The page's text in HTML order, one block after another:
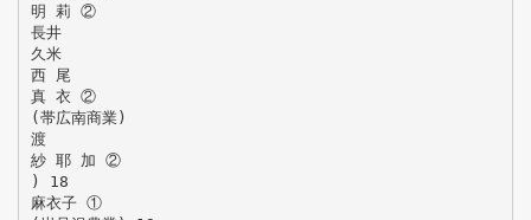
明 莉 ②
長井
久米
西 尾
真 衣 ②
(帯広南商業)
渡
紗 耶 加 ②
) 18
麻衣子 ①